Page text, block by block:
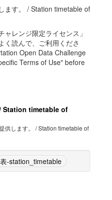
ます。 / Station timetable of
ャレンジ限定ライセンス」
く読んで、ご利用くださ
Open Data Challenge
Terms of Use" before
Station timetable of
供します。 / Station timetable of
-station_timetable